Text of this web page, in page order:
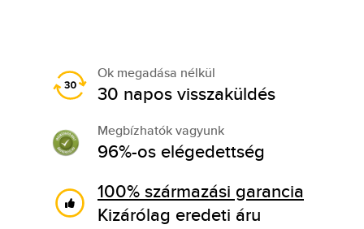
Ok megadása nélkül
30 napos visszaküldés
Megbízhatók vagyunk
96%-os elégedettség
100% származási garancia
Kizárólag eredeti áru